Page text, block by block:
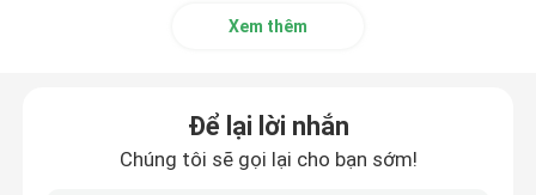
Phụ tùng Honeywell
Xem thêm
Để lại lời nhắn
Chúng tôi sẽ gọi lại cho bạn sớm!